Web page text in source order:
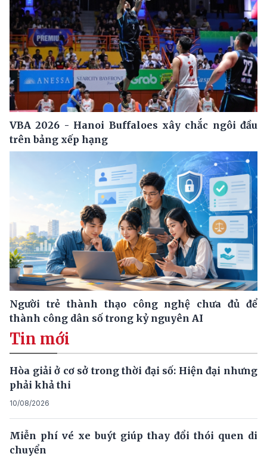
VBA 2026 - Hanoi Buffaloes xây chắc ngôi đầu
trên bảng xếp hạng
Người trẻ thành thạo công nghệ chưa đủ để
thành công dân số trong kỷ nguyên AI
Tin mới
Hòa giải ở cơ sở trong thời đại số: Hiện đại nhưng
phải khả thi
10/08/2026
Miễn phí vé xe buýt giúp thay đổi thói quen di
chuyển